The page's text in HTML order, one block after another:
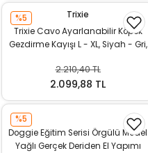
%5
Trixie
Trixie Cavo Ayarlanabilir Köpek
Gezdirme Kayışı L - XL, Siyah - Gri,
2.210,40 TL
2.099,88 TL
%5
Doggie Eğitim Serisi Örgülü Model
Yağlı Gerçek Deriden El Yapımı